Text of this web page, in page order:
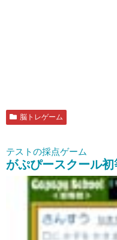
脳トレゲーム
テストの採点ゲーム
がぷぴースクール